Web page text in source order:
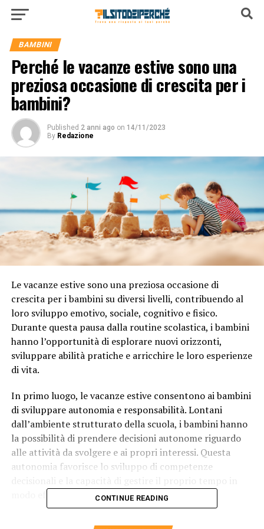
BAMBINI
Perché le vacanze estive sono una
preziosa occasione di crescita per i
bambini?
Published 2 anni ago on 14/11/2023
By Redazione
Le vacanze estive sono una preziosa occasione di
crescita per i bambini su diversi livelli, contribuendo al
loro sviluppo emotivo, sociale, cognitivo e fisico.
Durante questa pausa dalla routine scolastica, i bambini
hanno l’opportunità di esplorare nuovi orizzonti,
sviluppare abilità pratiche e arricchire le loro esperienze
di vita.
In primo luogo, le vacanze estive consentono ai bambini
di sviluppare autonomia e responsabilità. Lontani
dall’ambiente strutturato della scuola, i bambini hanno
la possibilità di prendere decisioni autonome riguardo
alle attività da svolgere e ai propri interessi. Questa
autonomia favorisce lo sviluppo di competenze
CONTINUE READING